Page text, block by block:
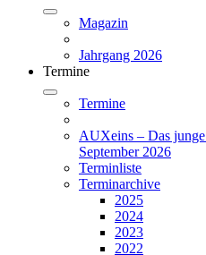
Magazin
Jahrgang 2026
Termine
Termine
AUXeins – Das
September 2026
Terminliste
Terminarchive
2025
2024
2023
2022